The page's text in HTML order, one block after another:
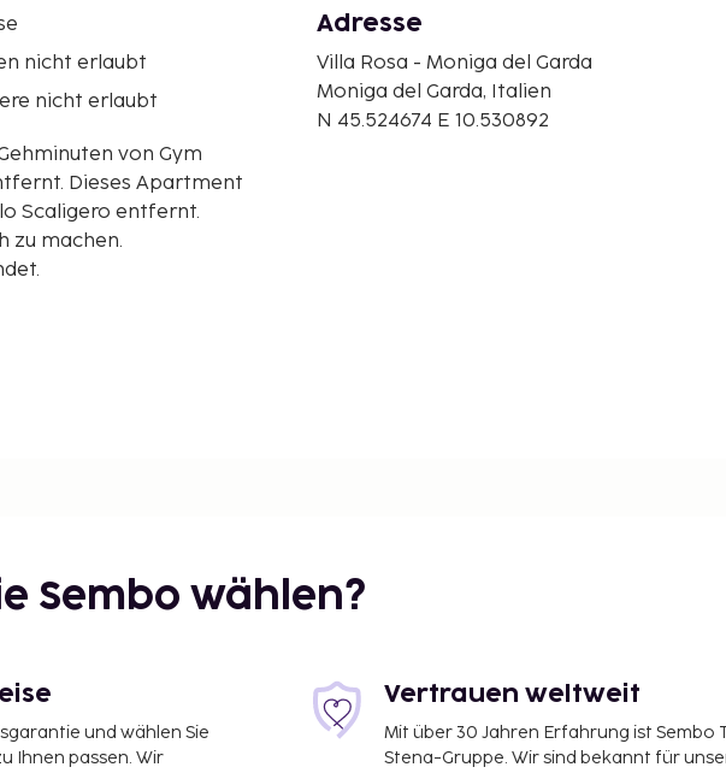
nicht erlaubt
nicht erlaubt
von Gym
Scaligero entfernt.
zu machen.
Montecroce – 7,7 km
Adresse
Villa Rosa - Moniga del Garda
Moniga del Garda, Italien
N 45.524674 E 10.530892
Sembo wählen?
und wählen Sie
Ihnen passen. Wir
Vertrauen weltweit
Mit über 30 Jahren Erfahrung ist Sembo
Stena-Gruppe. Wir sind bekannt für